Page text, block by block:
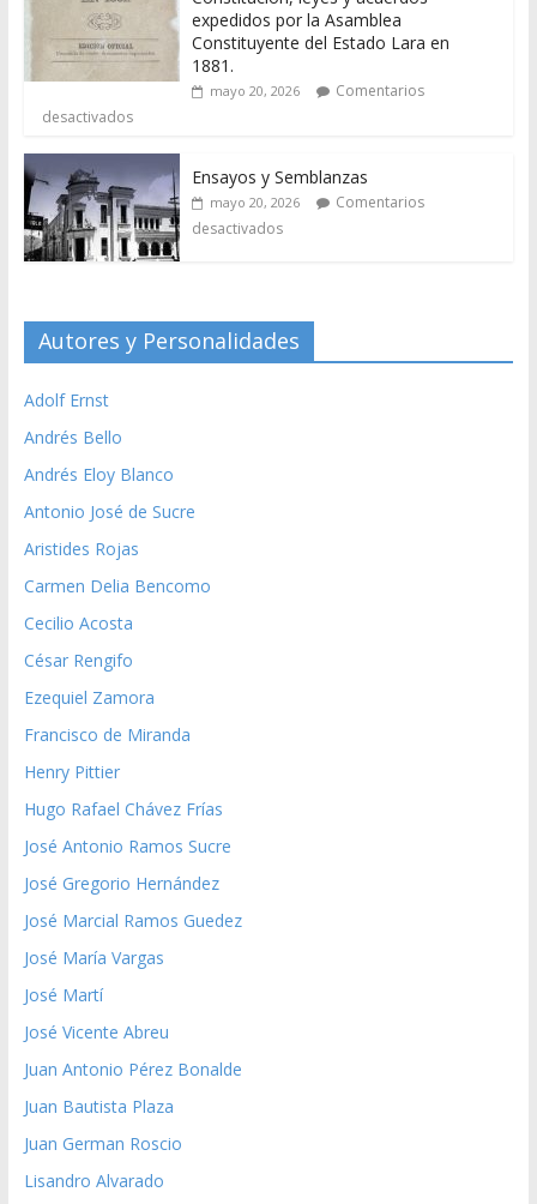
expedidos por la Asamblea
Constituyente del Estado Lara en
1881.
mayo 20, 2026
Comentarios
desactivados
Ensayos y Semblanzas
mayo 20, 2026
Comentarios
desactivados
Autores y Personalidades
Adolf Ernst
Andrés Bello
Andrés Eloy Blanco
Antonio José de Sucre
Aristides Rojas
Carmen Delia Bencomo
Cecilio Acosta
César Rengifo
Ezequiel Zamora
Francisco de Miranda
Henry Pittier
Hugo Rafael Chávez Frías
José Antonio Ramos Sucre
José Gregorio Hernández
José Marcial Ramos Guedez
José María Vargas
José Martí
José Vicente Abreu
Juan Antonio Pérez Bonalde
Juan Bautista Plaza
Juan German Roscio
Lisandro Alvarado